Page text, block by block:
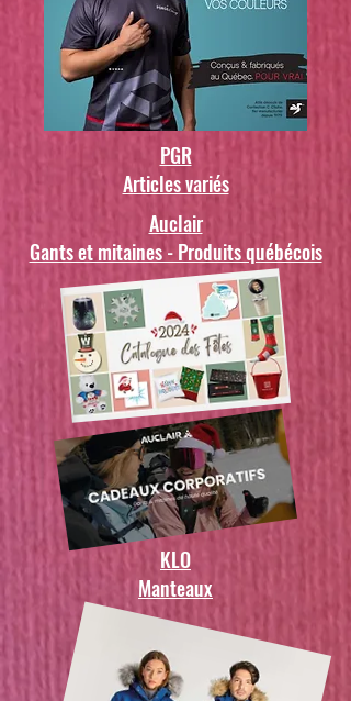
PGR
Articles variés
Auclair
Gants et mitaines - Produits québécois
KLO
Manteaux